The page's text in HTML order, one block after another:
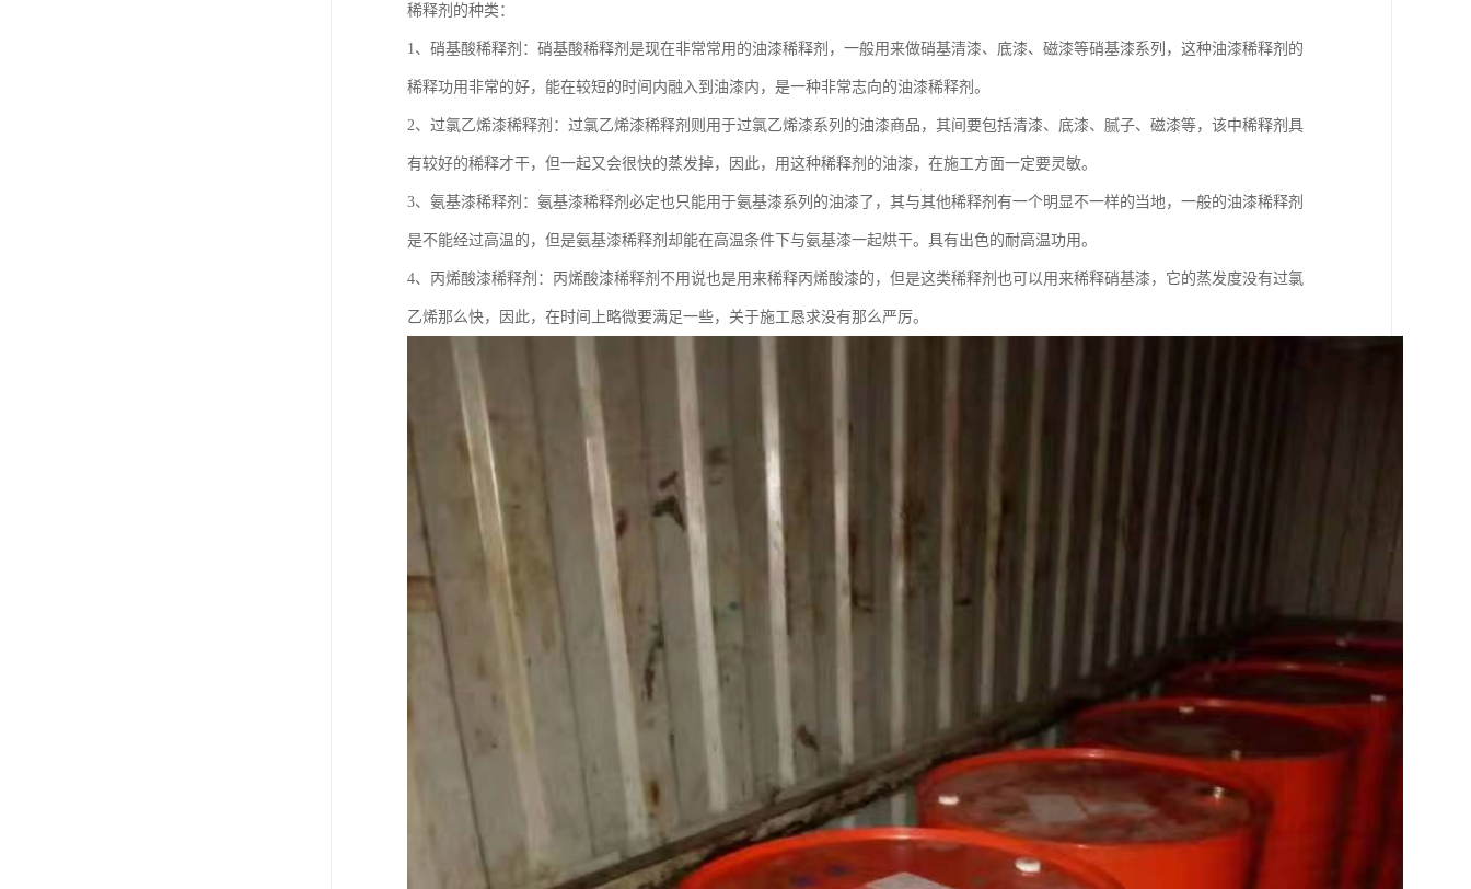
稀释剂的种类：
1、硝基酸稀释剂：硝基酸稀释剂是现在非常常用的油漆稀释剂，一般用来做硝基清漆、底漆、磁漆等硝基漆系列，这种油漆稀释剂的
稀释功用非常的好，能在较短的时间内融入到油漆内，是一种非常志向的油漆稀释剂。
2、过氯乙烯漆稀释剂：过氯乙烯漆稀释剂则用于过氯乙烯漆系列的油漆商品，其间要包括清漆、底漆、腻子、磁漆等，该中稀释剂具
有较好的稀释才干，但一起又会很快的蒸发掉，因此，用这种稀释剂的油漆，在施工方面一定要灵敏。
3、氨基漆稀释剂：氨基漆稀释剂必定也只能用于氨基漆系列的油漆了，其与其他稀释剂有一个明显不一样的当地，一般的油漆稀释剂
是不能经过高温的，但是氨基漆稀释剂却能在高温条件下与氨基漆一起烘干。具有出色的耐高温功用。
4、丙烯酸漆稀释剂：丙烯酸漆稀释剂不用说也是用来稀释丙烯酸漆的，但是这类稀释剂也可以用来稀释硝基漆，它的蒸发度没有过氯
乙烯那么快，因此，在时间上略微要满足一些，关于施工恳求没有那么严厉。